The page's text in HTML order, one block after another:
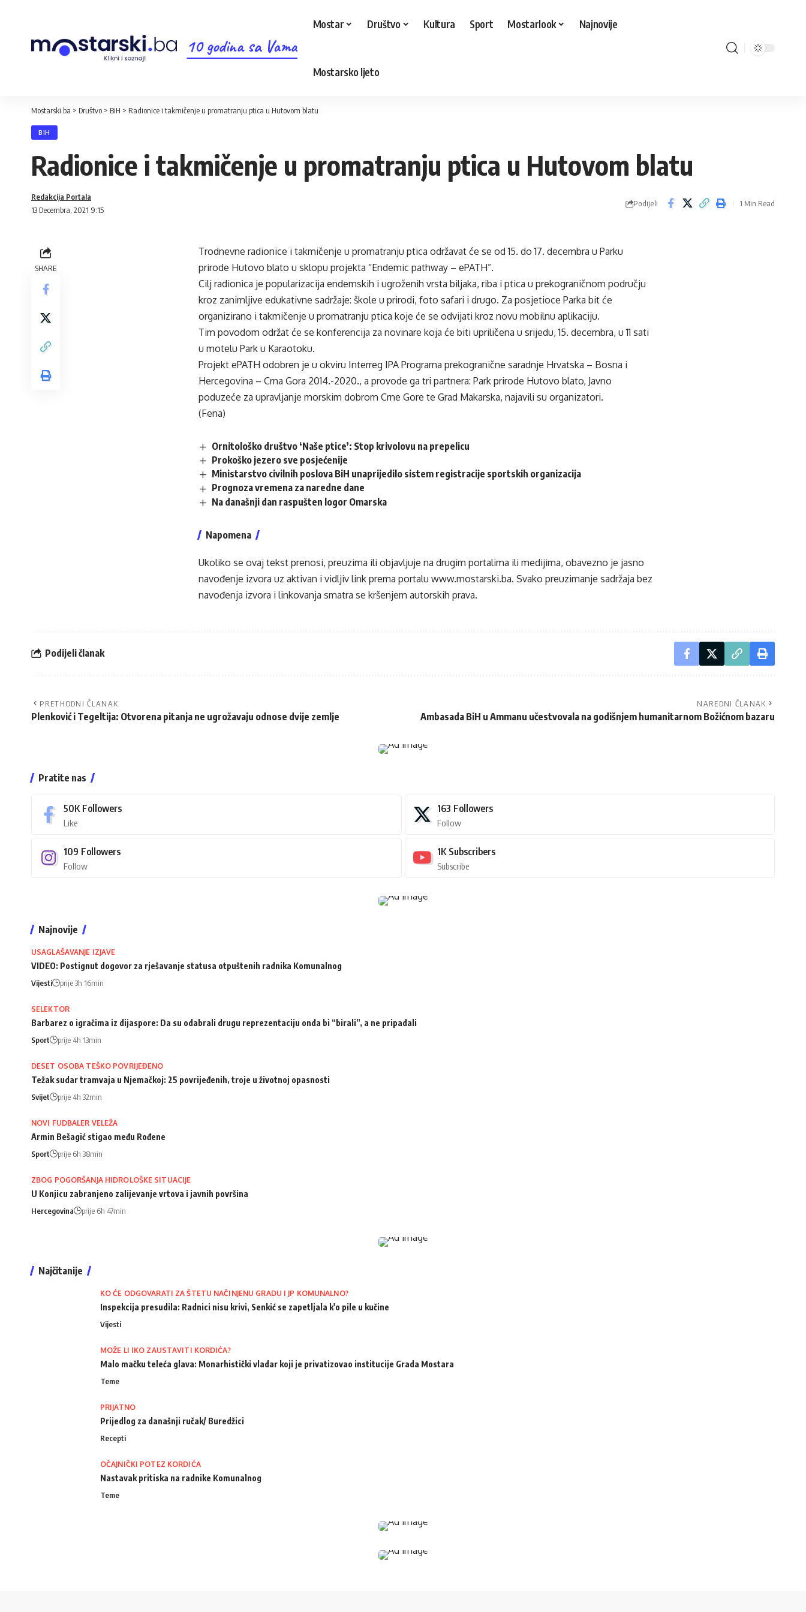
10 godina sa Vama
Mostar Društvo Kultura Sport Mostarlook Najnovije
Mostarsko ljeto
Mostarski.ba > Društvo > BiH > Radionice i takmičenje u promatranju ptica u Hutovom blatu
BIH
Radionice i takmičenje u promatranju ptica u Hutovom blatu
13 Decembra, 2021 9:15
Redakcija Portala
Podijeli 1 Min Read
SHARE
Trodnevne radionice i takmičenje u promatranju ptica održavat će se od 15. do 17. decembra u Parku
prirode Hutovo blato u sklopu projekta “Endemic pathway – ePATH”.
Cilj radionica je popularizacija endemskih i ugroženih vrsta biljaka, riba i ptica u prekograničnom području
kroz zanimljive edukativne sadržaje: škole u prirodi, foto safari i drugo. Za posjetioce Parka bit će
organizirano i takmičenje u promatranju ptica koje će se odvijati kroz novu mobilnu aplikaciju.
Tim povodom održat će se konferencija za novinare koja će biti upriličena u srijedu, 15. decembra, u 11 sati
u motelu Park u Karaotoku.
Projekt ePATH odobren je u okviru Interreg IPA Programa prekogranične saradnje Hrvatska – Bosna i
Hercegovina – Crna Gora 2014.-2020., a provode ga tri partnera: Park prirode Hutovo blato, Javno
poduzeće za upravljanje morskim dobrom Crne Gore te Grad Makarska, najavili su organizatori.
(Fena)
Ornitološko društvo ‘Naše ptice’: Stop krivolovu na prepelicu
Prokoško jezero sve posjećenije
Ministarstvo civilnih poslova BiH unaprijedilo sistem registracije sportskih organizacija
Prognoza vremena za naredne dane
Na današnji dan raspušten logor Omarska
Napomena
Ukoliko se ovaj tekst prenosi, preuzima ili objavljuje na drugim portalima ili medijima, obavezno je jasno
navođenje izvora uz aktivan i vidljiv link prema portalu www.mostarski.ba. Svako preuzimanje sadržaja bez
navođenja izvora i linkovanja smatra se kršenjem autorskih prava.
Podijeli članak
PRETHODNI ČLANAK
Plenković i Tegeltija: Otvorena pitanja ne ugrožavaju odnose dvije zemlje
NAREDNI ČLANAK
Ambasada BiH u Ammanu učestvovala na godišnjem humanitarnom Božićnom bazaru
Pratite nas
50K Followers
Like
163 Followers
Follow
109 Followers
Follow
1K Subscribers
Subscribe
Najnovije
USAGLAŠAVANJE IZJAVE
VIDEO: Postignut dogovor za rješavanje statusa otpuštenih radnika Komunalnog
Vijesti prije 3h 16min
SELEKTOR
Barbarez o igračima iz dijaspore: Da su odabrali drugu reprezentaciju onda bi “birali”, a ne pripadali
Sport prije 4h 13min
DESET OSOBA TEŠKO POVRIJEĐENO
Težak sudar tramvaja u Njemačkoj: 25 povrijeđenih, troje u životnoj opasnosti
Svijet prije 4h 32min
NOVI FUDBALER VELEŽA
Armin Bešagić stigao među Rođene
Sport prije 6h 38min
ZBOG POGORŠANJA HIDROLOŠKE SITUACIJE
U Konjicu zabranjeno zalijevanje vrtova i javnih površina
Hercegovina prije 6h 47min
Najčitanije
KO ĆE ODGOVARATI ZA ŠTETU NAČINJENU GRADU I JP KOMUNALNO?
Inspekcija presudila: Radnici nisu krivi, Senkić se zapetljala k'o pile u kučine
Vijesti
MOŽE LI IKO ZAUSTAVITI KORDIĆA?
Malo mačku teleća glava: Monarhistički vladar koji je privatizovao institucije Grada Mostara
Teme
PRIJATNO
Prijedlog za današnji ručak/ Buredžici
Recepti
OČAJNIČKI POTEZ KORDIĆA
Nastavak pritiska na radnike Komunalnog
Teme